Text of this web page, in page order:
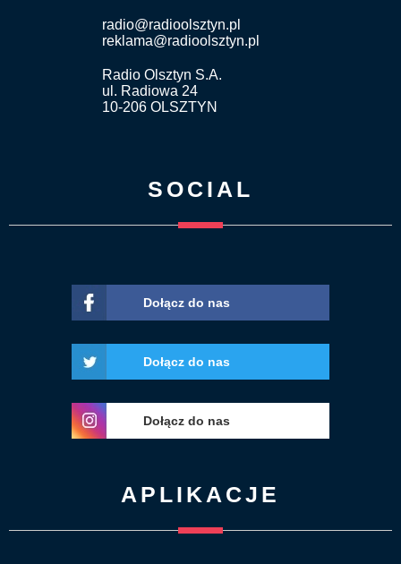
radio@radioolsztyn.pl
reklama@radioolsztyn.pl
Radio Olsztyn S.A.
ul. Radiowa 24
10-206 OLSZTYN
SOCIAL
Dołącz do nas
Dołącz do nas
Dołącz do nas
APLIKACJE